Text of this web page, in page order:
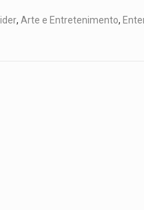
, Arte e Entretenimento,